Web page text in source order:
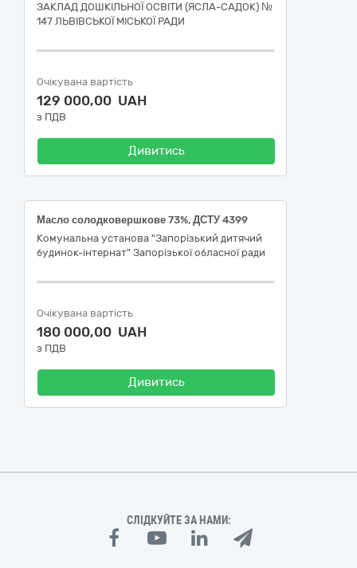
ЗАКЛАД ДОШКІЛЬНОЇ ОСВІТИ (ЯСЛА-САДОК) №
147 ЛЬВІВСЬКОЇ МІСЬКОЇ РАДИ
Очікувана вартість
129 000,00 UAH
з ПДВ
Дивитись
Масло солодковершкове 73%, ДСТУ 4399
Комунальна установа "Запорізький дитячий
будинок-інтернат" Запорізької обласної ради
Очікувана вартість
180 000,00 UAH
з ПДВ
Дивитись
СЛІДКУЙТЕ ЗА НАМИ: